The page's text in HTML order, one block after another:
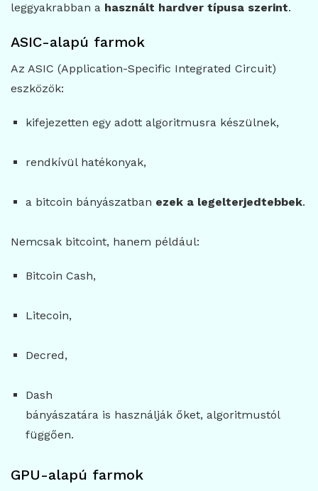
leggyakrabban a használt hardver típusa szerint.
ASIC-alapú farmok
Az ASIC (Application-Specific Integrated Circuit)
eszközök:
kifejezetten egy adott algoritmusra készülnek,
rendkívül hatékonyak,
a bitcoin bányászatban ezek a legelterjedtebbek.
Nemcsak bitcoint, hanem például:
Bitcoin Cash,
Litecoin,
Decred,
Dash
bányászatára is használják őket, algoritmustól
függően.
GPU-alapú farmok